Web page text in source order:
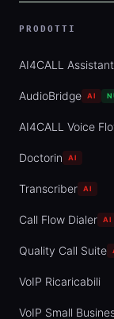
PRODOTTI
AI4CALL
AudioBridge AI
AI4CALL Voice
Doctorin AI
Transcriber AI
Call Flow Dialer AI
Quality Call Suite
VoIP Ricaricabili
VoIP Small